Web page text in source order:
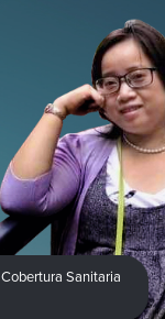
Sanitaria